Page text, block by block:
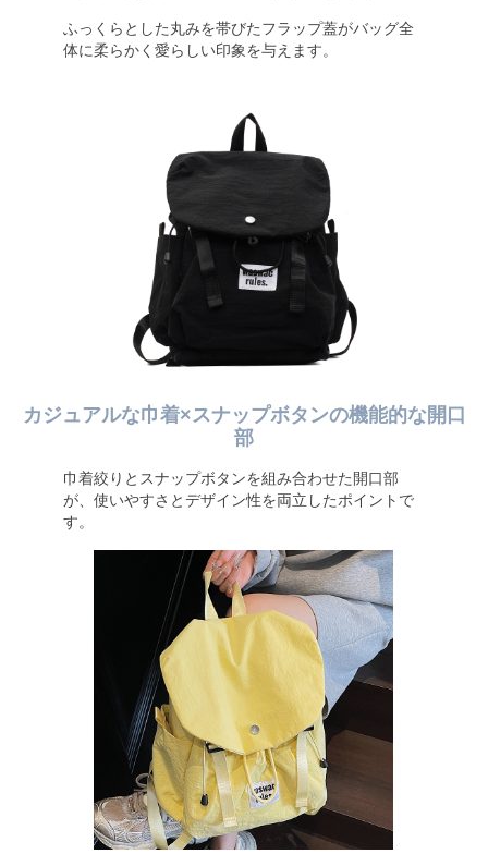
ふっくらとした丸みを帯びたフラップ蓋がバッグ全
体に柔らかく愛らしい印象を与えます。
カジュアルな巾着×スナップボタンの機能的な開口
部
巾着絞りとスナップボタンを組み合わせた開口部
が、使いやすさとデザイン性を両立したポイントで
す。